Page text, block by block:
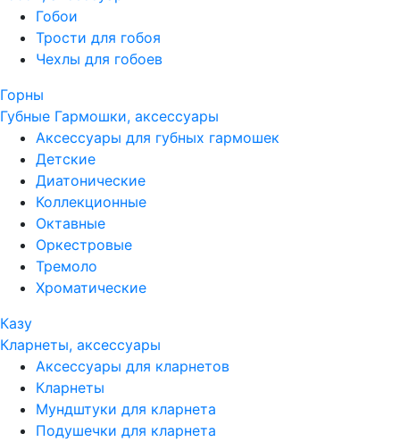
Гобои
Трости для гобоя
Чехлы для гобоев
Горны
Губные Гармошки, аксессуары
Аксессуары для губных гармошек
Детские
Диатонические
Коллекционные
Октавные
Оркестровые
Тремоло
Хроматические
Казу
Кларнеты, аксессуары
Аксессуары для кларнетов
Кларнеты
Мундштуки для кларнета
Подушечки для кларнета